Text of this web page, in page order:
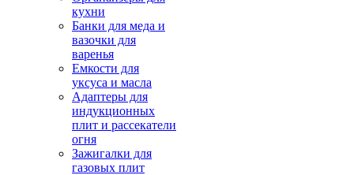
кухни
Банки для меда и
вазочки для
варенья
Емкости для
уксуса и масла
Адаптеры для
индукционных
плит и рассекатели
огня
Зажигалки для
газовых плит